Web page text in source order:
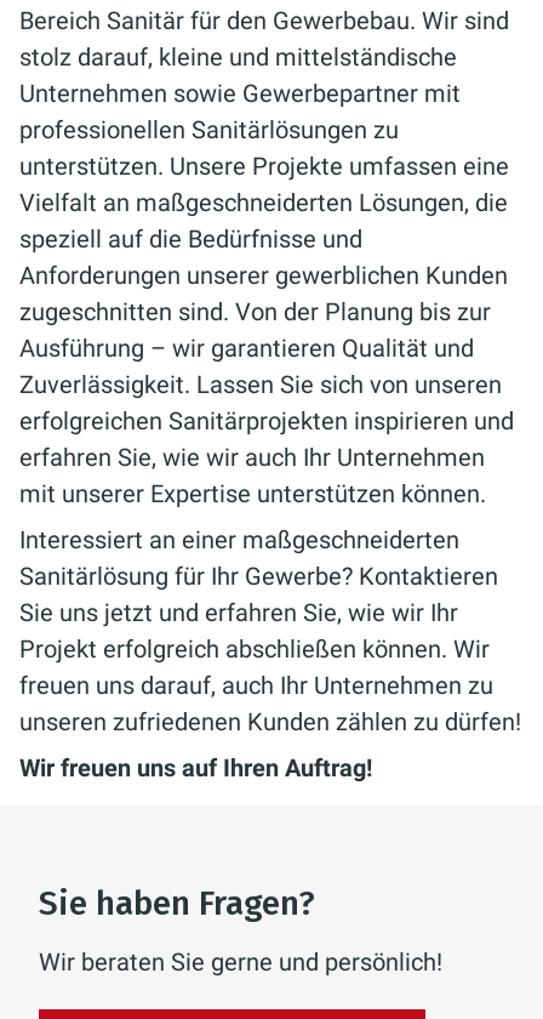
Bereich Sanitär für den Gewerbebau. Wir sind
stolz darauf, kleine und mittelständische
Unternehmen sowie Gewerbepartner mit
professionellen Sanitärlösungen zu
unterstützen. Unsere Projekte umfassen eine
Vielfalt an maßgeschneiderten Lösungen, die
speziell auf die Bedürfnisse und
Anforderungen unserer gewerblichen Kunden
zugeschnitten sind. Von der Planung bis zur
Ausführung – wir garantieren Qualität und
Zuverlässigkeit. Lassen Sie sich von unseren
erfolgreichen Sanitärprojekten inspirieren und
erfahren Sie, wie wir auch Ihr Unternehmen
mit unserer Expertise unterstützen können.
Interessiert an einer maßgeschneiderten
Sanitärlösung für Ihr Gewerbe? Kontaktieren
Sie uns jetzt und erfahren Sie, wie wir Ihr
Projekt erfolgreich abschließen können. Wir
freuen uns darauf, auch Ihr Unternehmen zu
unseren zufriedenen Kunden zählen zu dürfen!
Wir freuen uns auf Ihren Auftrag!
Sie haben Fragen?
Wir beraten Sie gerne und persönlich!